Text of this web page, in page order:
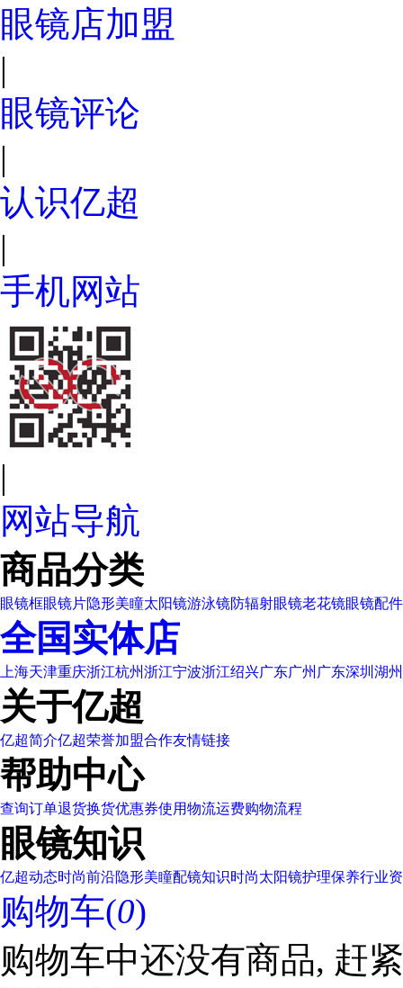
眼镜店加盟
|
眼镜评论
|
认识亿超
|
手机网站
|
网站导航
商品分类
眼镜框眼镜片隐形美瞳太阳镜游泳镜防辐射眼镜老花镜眼镜配件
全国实体店
上海天津重庆浙江杭州浙江宁波浙江绍兴广东广州 广东深圳 湖
关于亿超
亿超简介亿超荣誉加盟合作友情链接
帮助中心
查询订单退货换货优惠券使用物流运费购物流程
眼镜知识
亿超动态时尚前沿隐形美瞳配镜知识时尚太阳镜护理保养行业
购物车(0)
购物车中还没有商品, 赶